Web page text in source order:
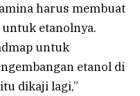
harus membuat
etanolnya.
untuk
etanol di
dikaji lagi,”